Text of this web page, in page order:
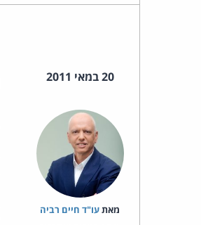
20 במאי 2011
מאת‏עו"ד חיים רביה